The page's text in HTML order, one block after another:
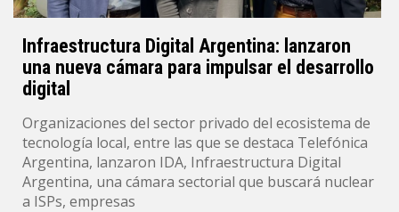
Infraestructura Digital Argentina: lanzaron
una nueva cámara para impulsar el desarrollo
digital
Organizaciones del sector privado del ecosistema de
tecnología local, entre las que se destaca Telefónica
Argentina, lanzaron IDA, Infraestructura Digital
Argentina, una cámara sectorial que buscará nuclear
a ISPs, empresas